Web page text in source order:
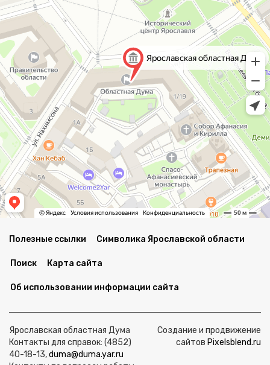
Полезные ссылки Символика Ярославской области
Поиск Карта сайта
Об использовании информации сайта
Ярославская областная Дума
Контакты для справок: (4852)
40-18-13,duma@duma.yar.ru
Создание и продвижение
сайтов Pixelsblend.ru